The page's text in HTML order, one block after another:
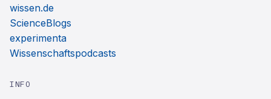
wissen.de
ScienceBlogs
experimenta
Wissenschaftspodcasts
INFO